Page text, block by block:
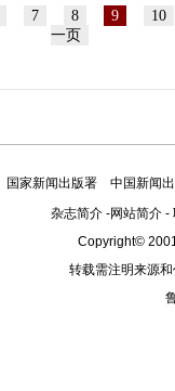
7 8 9
10
一页
国家新闻出版署
中国新闻
杂志简介-网站简介-
Copyright©
转载需注明来源